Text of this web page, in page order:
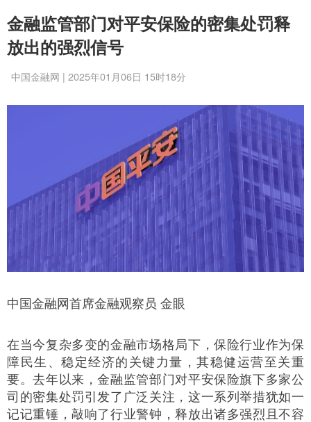
金融监管部门对平安保险的密集处罚释
放出的强烈信号
中国金融网 | 2025年01月06日 15时18分
中国金融网首席金融观察员 金眼
在当今复杂多变的金融市场格局下，保险行业作为保
障民生、稳定经济的关键力量，其稳健运营至关重
要。去年以来，金融监管部门对平安保险旗下多家公
司的密集处罚引发了广泛关注，这一系列举措犹如一
记记重锤，敲响了行业警钟，释放出诸多强烈且不容